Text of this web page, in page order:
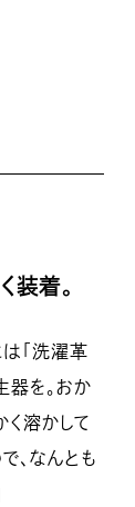
装着。
「洗濯革
器を。おか
溶かして
、なんとも